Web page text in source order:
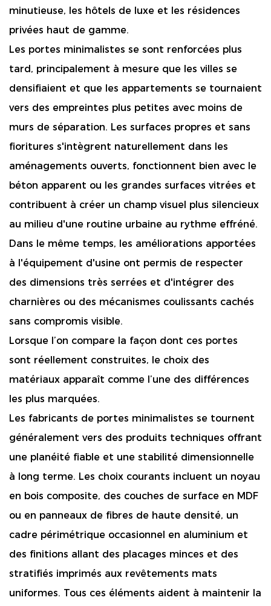
minutieuse, les hôtels de luxe et les résidences
privées haut de gamme.
Les portes minimalistes se sont renforcées plus
tard, principalement à mesure que les villes se
densifiaient et que les appartements se tournaient
vers des empreintes plus petites avec moins de
murs de séparation. Les surfaces propres et sans
fioritures s'intègrent naturellement dans les
aménagements ouverts, fonctionnent bien avec le
béton apparent ou les grandes surfaces vitrées et
contribuent à créer un champ visuel plus silencieux
au milieu d'une routine urbaine au rythme effréné.
Dans le même temps, les améliorations apportées
à l'équipement d'usine ont permis de respecter
des dimensions très serrées et d'intégrer des
charnières ou des mécanismes coulissants cachés
sans compromis visible.
Lorsque l’on compare la façon dont ces portes
sont réellement construites, le choix des
matériaux apparaît comme l’une des différences
les plus marquées.
Les fabricants de portes minimalistes se tournent
généralement vers des produits techniques offrant
une planéité fiable et une stabilité dimensionnelle
à long terme. Les choix courants incluent un noyau
en bois composite, des couches de surface en MDF
ou en panneaux de fibres de haute densité, un
cadre périmétrique occasionnel en aluminium et
des finitions allant des placages minces et des
stratifiés imprimés aux revêtements mats
uniformes. Tous ces éléments aident à maintenir la